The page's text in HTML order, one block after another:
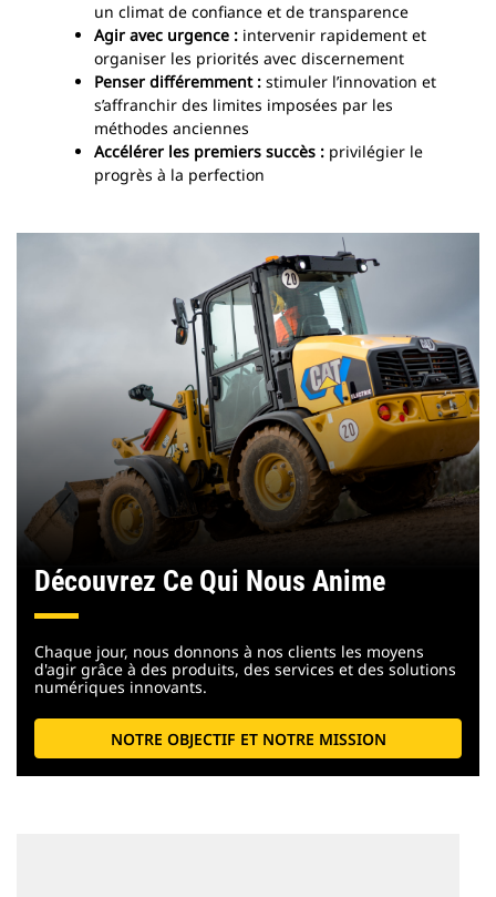
un climat de confiance et de transparence
Agir avec urgence : intervenir rapidement et
organiser les priorités avec discernement
Penser différemment : stimuler l’innovation et
s’affranchir des limites imposées par les
méthodes anciennes
Accélérer les premiers succès : privilégier le
progrès à la perfection
Découvrez Ce Qui Nous Anime
Chaque jour, nous donnons à nos clients les moyens
d'agir grâce à des produits, des services et des solutions
numériques innovants.
NOTRE OBJECTIF ET NOTRE MISSION